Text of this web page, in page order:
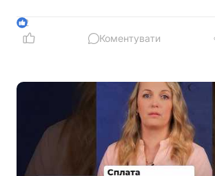
окремі штатні одиниці під час
середньооблікової чисельності
активних бойових дій
2
Коментувати